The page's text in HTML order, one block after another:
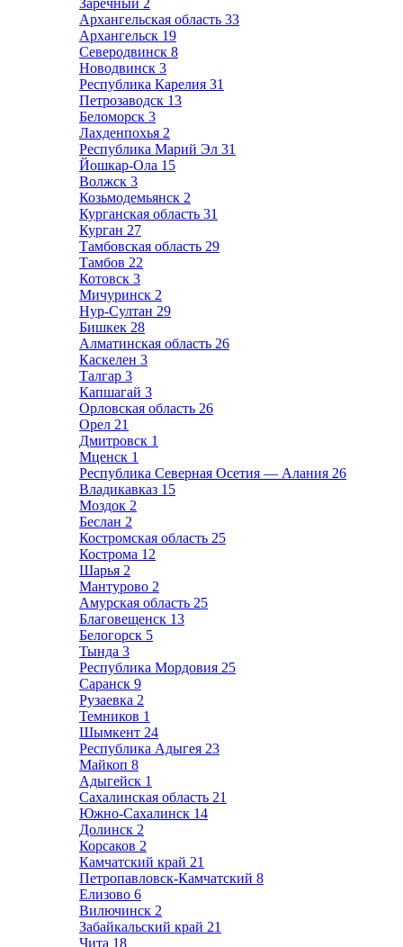
Заречный 2
Архангельская область 33
Архангельск 19
Северодвинск 8
Новодвинск 3
Республика Карелия 31
Петрозаводск 13
Беломорск 3
Лахденпохья 2
Республика Марий Эл 31
Йошкар-Ола 15
Волжск 3
Козьмодемьянск 2
Курганская область 31
Курган 27
Тамбовская область 29
Тамбов 22
Котовск 3
Мичуринск 2
Нур-Султан 29
Бишкек 28
Алматинская область 26
Каскелен 3
Талгар 3
Капшагай 3
Орловская область 26
Орел 21
Дмитровск 1
Мценск 1
Республика Северная Осетия — Алания 26
Владикавказ 15
Моздок 2
Беслан 2
Костромская область 25
Кострома 12
Шарья 2
Мантурово 2
Амурская область 25
Благовещенск 13
Белогорск 5
Тында 3
Республика Мордовия 25
Саранск 9
Рузаевка 2
Темников 1
Шымкент 24
Республика Адыгея 23
Майкоп 8
Адыгейск 1
Сахалинская область 21
Южно-Сахалинск 14
Долинск 2
Корсаков 2
Камчатский край 21
Петропавловск-Камчатский 8
Елизово 6
Вилючинск 2
Забайкальский край 21
Чита 18